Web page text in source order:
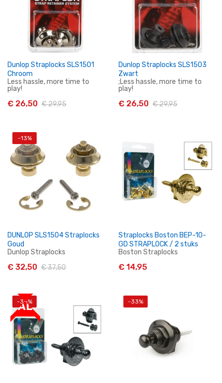
In Winkelwagen
Dunlop Straplocks SLS1501
Chroom
Less hassle, more time to
play!
€ 26,50 € 29,95
In Winkelwagen
Dunlop Straplocks SLS1503
Zwart
;Less hassle, more time to
play!
€ 26,50 € 29,95
-13%
In Winkelwagen
DUNLOP SLS1504 Straplocks
Goud
Dunlop Straplocks
€ 32,50 € 37,50
In Winkelwagen
Straplocks Boston BEP-10-
GD STRAPLOCK / 2 stuks
Boston Straplocks
€ 14,95
SALE
-35% -33%